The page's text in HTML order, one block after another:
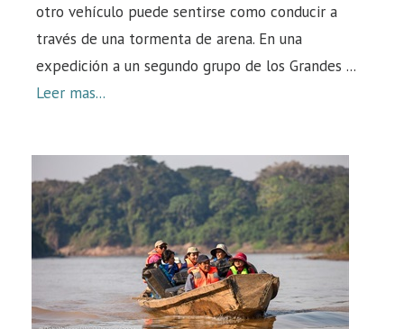
otro vehículo puede sentirse como conducir a
través de una tormenta de arena. En una
expedición a un segundo grupo de los Grandes ...
Leer mas...